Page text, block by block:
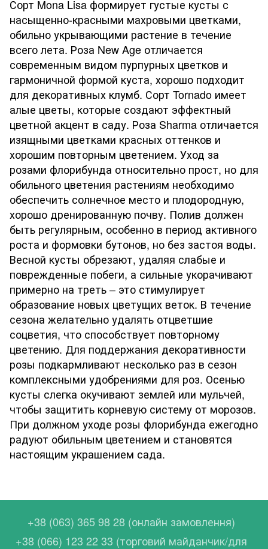
Сорт Mona Lisa формирует густые кусты с
насыщенно-красными махровыми цветками,
обильно укрывающими растение в течение
всего лета. Роза New Age отличается
современным видом пурпурных цветков и
гармоничной формой куста, хорошо подходит
для декоративных клумб. Сорт Tornado имеет
алые цветы, которые создают эффектный
цветной акцент в саду. Роза Sharma отличается
изящными цветками красных оттенков и
хорошим повторным цветением. Уход за
розами флорибунда относительно прост, но для
обильного цветения растениям необходимо
обеспечить солнечное место и плодородную,
хорошо дренированную почву. Полив должен
быть регулярным, особенно в период активного
роста и формовки бутонов, но без застоя воды.
Весной кусты обрезают, удаляя слабые и
поврежденные побеги, а сильные укорачивают
примерно на треть – это стимулирует
образование новых цветущих веток. В течение
сезона желательно удалять отцветшие
соцветия, что способствует повторному
цветению. Для поддержания декоративности
розы подкармливают несколько раз в сезон
комплексными удобрениями для роз. Осенью
кусты слегка окучивают землей или мульчей,
чтобы защитить корневую систему от морозов.
При должном уходе розы флорибунда ежегодно
радуют обильным цветением и становятся
настоящим украшением сада.
+38 (063) 365 98 28 (онлайн замовлення)
+38 (066) 123 22 33 (торговий майданчик/для